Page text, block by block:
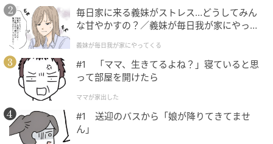
E・レシピ
【作り方】
1. フライパンにサラダ油を強火で熱し、牛肉、ショウ
ガを炒め合わせ、色が変わってきたら＜調味料＞の材
料を加える。煮たったら中火にし、煮汁が少なくなる
まで炒める。
毎日家に来る義妹がストレス…どうしてみん
な甘やかすの？／義妹が毎日我が家にやって
が】
義妹が毎日我が家にやってくる
#1 「ママ、生きてるよね？」寝ていると思
って部屋を開けたら
ママが家出した
#1 送迎のバスから「娘が降りてきてませ
ん」